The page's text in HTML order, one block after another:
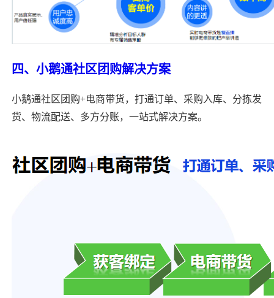
四、小鹅通社区团购解决方案
小鹅通社区团购+电商带货，打通订单、采购入库、分拣发
货、物流配送、多方分账，一站式解决方案。